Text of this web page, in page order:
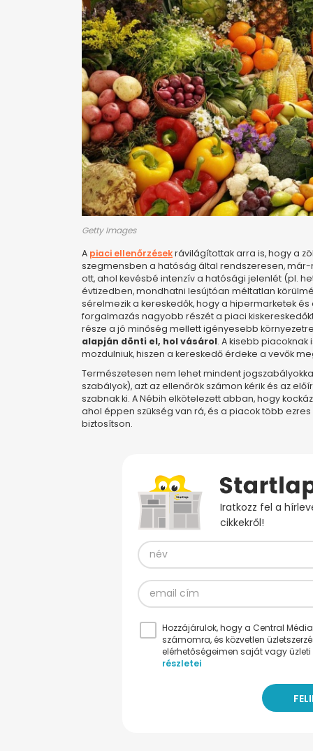
Getty Images
A piaci ellenőrzésekrávilágítottak arra is, hogy a
szegmensben a hatóság által rendszeresen,
ott, ahol kevésbé intenzív a hatósági jelenlét (pl.
évtizedben, mondhatni lesújtóan méltatlan
sérelmezik a kereskedők, hogy a hipermarketek
forgalmazás nagyobb részét a piaci
része a jó minőség mellett igényesebb
alapján dönti el, hol vásárol. A kisebb
mozdulniuk, hiszen a kereskedő érdeke a vevők
Természetesen nem lehet mindent
szabályok), azt az ellenőrök számon kérik és az
szabnak ki. A Nébih elkötelezett abban, hogy
ahol éppen szükség van rá, és a piacok több
biztosítson.
Iratkozz fel a
cikkekről!
Hozzájárulok, hogy a Central
számomra, és közvetlen
elérhetőségeimen saját vagy
részletei